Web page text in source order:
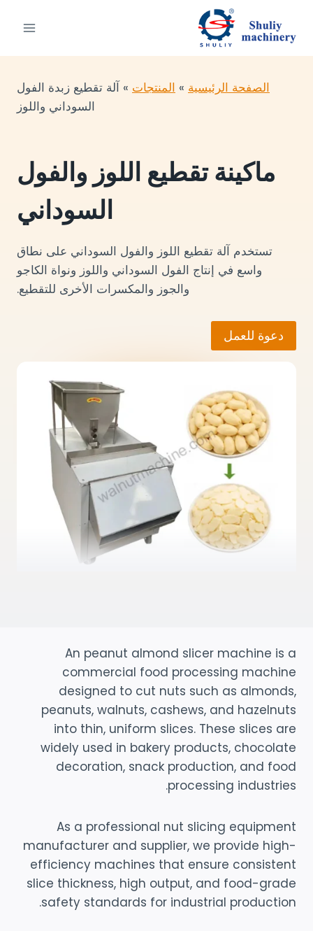
المحتوى
الصفحة الرئيسية » المنتجات » آلة تقطيع زبدة الفول
السوداني واللوز
ماكينة تقطيع اللوز والفول
السوداني
تستخدم آلة تقطيع اللوز والفول السوداني على نطاق
واسع في إنتاج الفول السوداني واللوز ونواة الكاجو
والجوز والمكسرات الأخرى للتقطيع.
دعوة للعمل
An peanut almond slicer machine is a
commercial food processing machine
designed to cut nuts such as almonds,
peanuts, walnuts, cashews, and hazelnuts
into thin, uniform slices. These slices are
widely used in bakery products, chocolate
decoration, snack production, and food
processing industries.
As a professional nut slicing equipment
manufacturer and supplier, we provide high-
efficiency machines that ensure consistent
slice thickness, high output, and food-grade
safety standards for industrial production.